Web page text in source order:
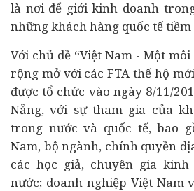
là nơi để giới kinh doanh
những khách hàng quốc tế tiềm
Với chủ đề “Việt Nam - Một
rộng mở với các FTA thế hộ
được tổ chức vào ngày 8/11/
Nẵng, với sự tham gia của
trong nước và quốc tế, bao
Nam, bộ ngành, chính quyền
các học giả, chuyên gia
nước; doanh nghiệp Việt Nam